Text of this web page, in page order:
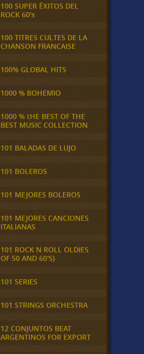
100 SUPER ÉXITOS DEL
ROCK 60's
100 TITRES CULTES DE LA
CHANSON FRANCAISE
100% GLOBAL HITS
1000 % BOHEMIO
1000 % tHE BEST OF THE
BEST MUSIC COLLECTION
101 BALADAS DE LUJO
101 BOLEROS
101 MEJORES BOLEROS
101 MEJORES CANCIONES
ITALIANAS
101 ROCK N ROLL OLDIES
OF 50 AND 60'S}
101 SERIES
101 STRINGS ORCHESTRA
12 CONJUNTOS BEAT
ARGENTINOS FOR EXPORT